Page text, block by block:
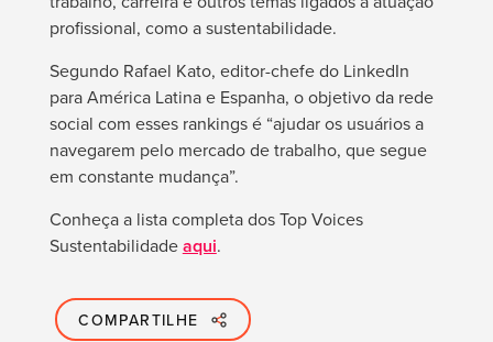
profissional, como a sustentabilidade.
Segundo Rafael Kato, editor-chefe do LinkedIn
para América Latina e Espanha, o objetivo da rede
social com esses rankings é “ajudar os usuários a
navegarem pelo mercado de trabalho, que segue
em constante mudança”.
Conheça a lista completa dos Top Voices
Sustentabilidadeaqui.
COMPARTILHE